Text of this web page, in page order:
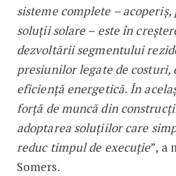
sisteme complete –
soluții solare – este în
dezvoltării segmentului
presiunilor legate de
eficiență energetică. În
forță de muncă din
adoptarea soluțiilor care
reduc timpul de execuție”, a
Somers.